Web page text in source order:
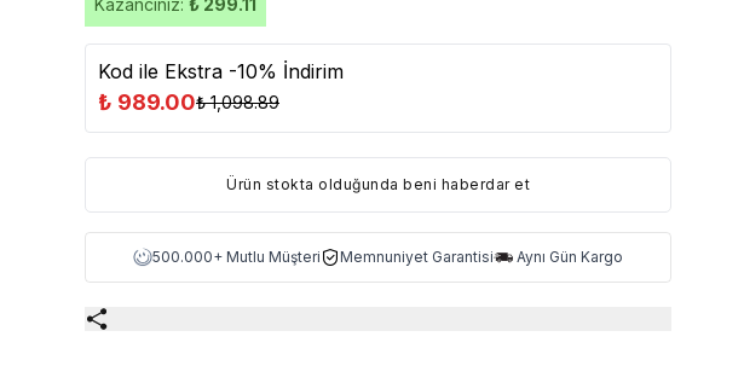
Kazancınız: ₺ 299.11
Kod ile Ekstra -10% İndirim
₺ 989.00₺ 1,098.89
Ürün stokta olduğunda beni haberdar et
500.000+ Mutlu Müşteri Memnuniyet Garantisi Aynı Gün Kargo